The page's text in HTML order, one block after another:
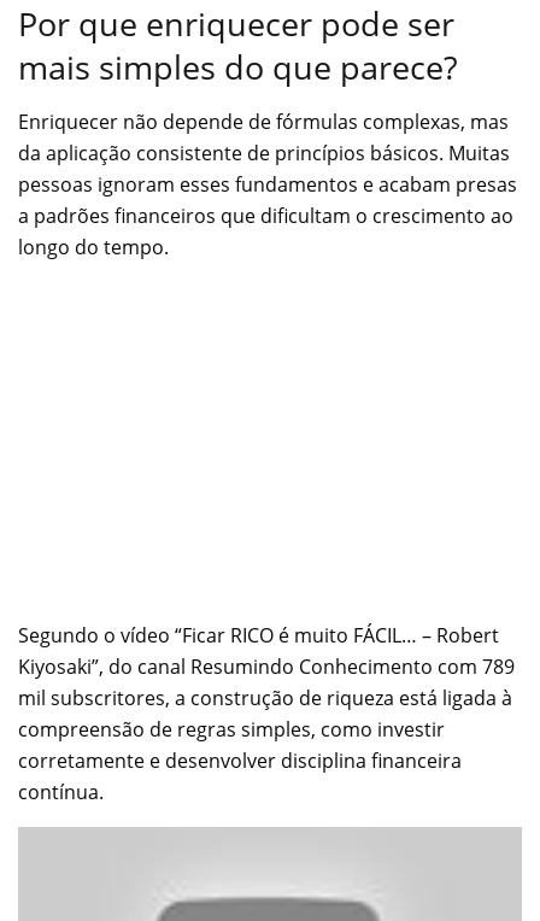
Por que enriquecer pode ser
mais simples do que parece?
Enriquecer não depende de fórmulas complexas, mas
da aplicação consistente de princípios básicos. Muitas
pessoas ignoram esses fundamentos e acabam presas
a padrões financeiros que dificultam o crescimento ao
longo do tempo.
Segundo o vídeo “Ficar RICO é muito FÁCIL… – Robert
Kiyosaki”, do canal Resumindo Conhecimento com 789
mil subscritores, a construção de riqueza está ligada à
compreensão de regras simples, como investir
corretamente e desenvolver disciplina financeira
contínua.